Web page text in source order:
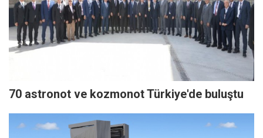
70 astronot ve kozmonot Türkiye'de buluştu